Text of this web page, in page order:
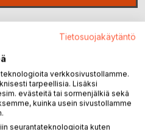
Tietosuojakäytäntö
verkkosivustollamme.
tarpeellisia. Lisäksi
evästeitä tai sormenjälkiä sekä
kuinka usein sivustollamme
seurantateknologioita kuten